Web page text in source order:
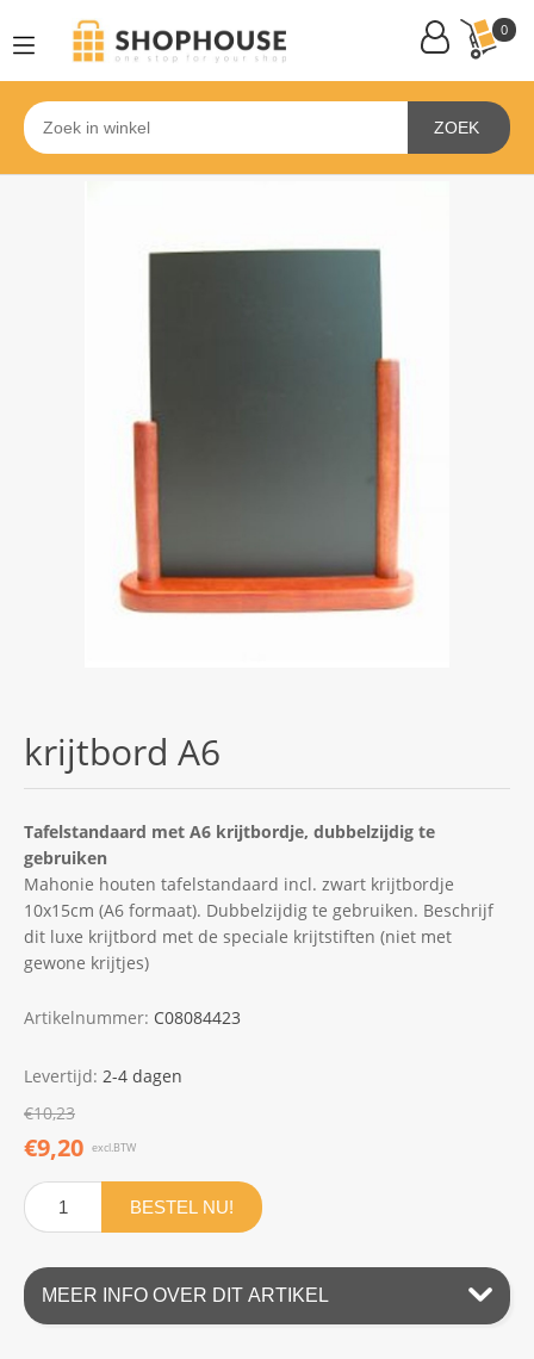
0
ZOEK
krijtbord A6
Tafelstandaard met A6 krijtbordje, dubbelzijdig te
gebruiken
Mahonie houten tafelstandaard incl. zwart krijtbordje
10x15cm (A6 formaat). Dubbelzijdig te gebruiken. Beschrijf
dit luxe krijtbord met de speciale krijtstiften (niet met
gewone krijtjes)
Artikelnummer: C08084423
Levertijd: 2-4 dagen
€10,23
€9,20 excl.BTW
BESTEL NU!
MEER INFO OVER DIT ARTIKEL